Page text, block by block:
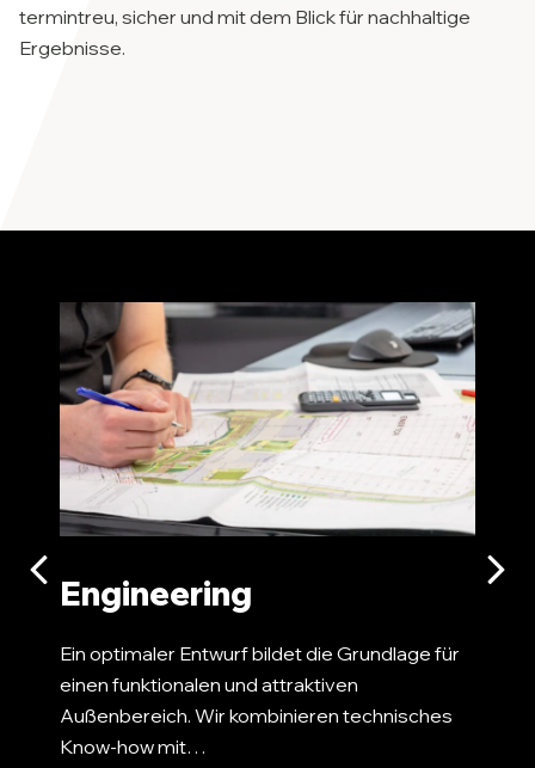
termintreu, sicher und mit dem Blick für nachhaltige
Ergebnisse.
Engineering
Ein optimaler Entwurf bildet die Grundlage für
einen funktionalen und attraktiven
Außenbereich. Wir kombinieren technisches
Know-how mit…